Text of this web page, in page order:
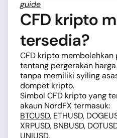
guide
CFD kripto
tersedia?
CFD kripto
tentang pergerakan
tanpa memiliki syiling
dompet kripto.
Simbol CFD kripto yang
akaun NordFX termasuk:
BTCUSD, ETHUSD,
XRPUSD, BNBUSD,
UNIUSD.